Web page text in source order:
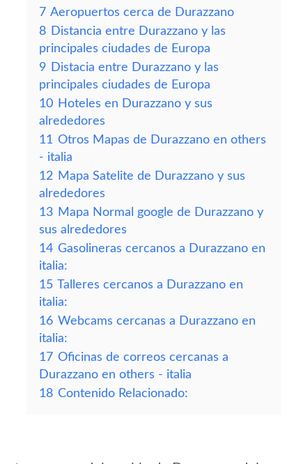
7 Aeropuertos cerca de Durazzano
8 Distancia entre Durazzano y las
principales ciudades de Europa
9 Distacia entre Durazzano y las
principales ciudades de Europa
10 Hoteles en Durazzano y sus
alrededores
11 Otros Mapas de Durazzano en others
- italia
12 Mapa Satelite de Durazzano y sus
alrededores
13 Mapa Normal google de Durazzano y
sus alrededores
14 Gasolineras cercanos a Durazzano en
italia:
15 Talleres cercanos a Durazzano en
italia:
16 Webcams cercanas a Durazzano en
italia:
17 Oficinas de correos cercanas a
Durazzano en others - italia
18 Contenido Relacionado: